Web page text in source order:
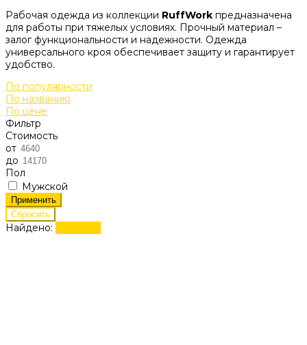
Рабочая одежда из коллекции RuffWork предназначена
для работы при тяжелых условиях. Прочный материал –
залог функциональности и надежности. Одежда
универсального кроя обеспечивает защиту и гарантирует
удобство.
По популярности
По названию
По цене
Фильтр
Стоимость
от
до
Пол
Мужской
Найдено: